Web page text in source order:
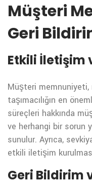
Müşteri
Geri
Etkili İletişim
Müşteri memnuniyeti,
taşımacılığın en
süreçleri hakkında
ve herhangi bir sorun
sunulur. Ayrıca,
etkili iletişim
Geri Bildirim